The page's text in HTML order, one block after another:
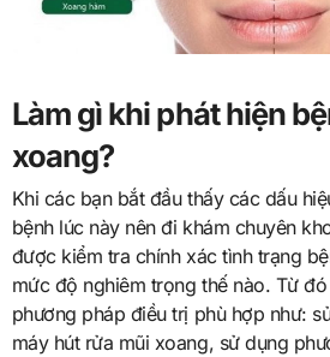
Làm gì khi phát hiện
xoang?
Khi các bạn bắt đầu thấy các dấu
bệnh lúc này nên đi khám chuyên
được kiểm tra chính xác tình trạng
mức độ nghiêm trọng thế nào. Từ
phương pháp điều trị phù hợp như:
máy hút rửa mũi xoang, sử dụng